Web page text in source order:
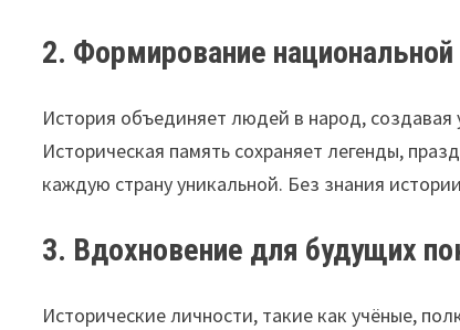
2. Формирование национальной
История объединяет людей в народ, создавая
Историческая память сохраняет легенды,
каждую страну уникальной. Без знания
3. Вдохновение для будущих
Исторические личности, такие как учёные,